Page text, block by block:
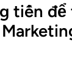
tiến